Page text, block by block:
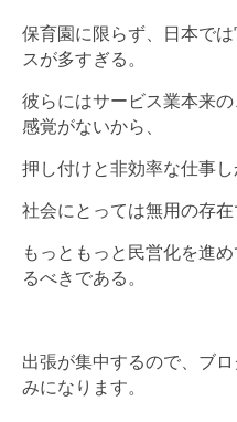
保育園に限らず、日本で
スが多すぎる。
彼らにはサービス業本来
感覚がないから、
押し付けと非効率な仕事し
社会にとっては無用の存在
もっともっと民営化を進
るべきである。
出張が集中するので、ブ
みになります。